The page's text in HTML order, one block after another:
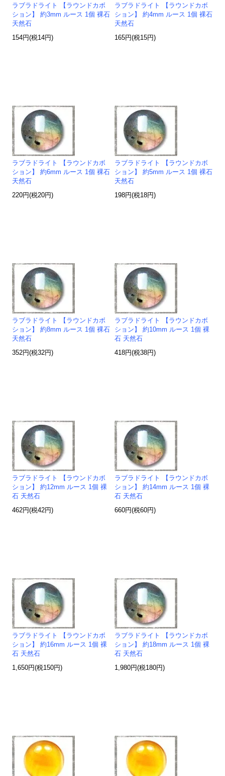
ラブラドライト 【ラウンドカボ
ション】 約3mm ルース 1個 裸石
天然石
154円(税14円)
ラブラドライト 【ラウンドカボ
ション】 約4mm ルース 1個 裸石
天然石
165円(税15円)
ラブラドライト 【ラウンドカボ
ション】 約6mm ルース 1個 裸石
天然石
220円(税20円)
ラブラドライト 【ラウンドカボ
ション】 約5mm ルース 1個 裸石
天然石
198円(税18円)
ラブラドライト 【ラウンドカボ
ション】 約8mm ルース 1個 裸石
天然石
352円(税32円)
ラブラドライト 【ラウンドカボ
ション】 約10mm ルース 1個 裸
石 天然石
418円(税38円)
ラブラドライト 【ラウンドカボ
ション】 約12mm ルース 1個 裸
石 天然石
462円(税42円)
ラブラドライト 【ラウンドカボ
ション】 約14mm ルース 1個 裸
石 天然石
660円(税60円)
ラブラドライト 【ラウンドカボ
ション】 約16mm ルース 1個 裸
石 天然石
1,650円(税150円)
ラブラドライト 【ラウンドカボ
ション】 約18mm ルース 1個 裸
石 天然石
1,980円(税180円)